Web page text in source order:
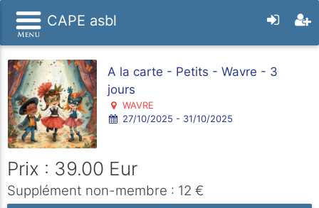
CAPE asbl
A la carte - Petits - Wavre - 3
jours
WAVRE
27/10/2025 - 31/10/2025
Prix : 39.00 Eur
Supplément non-membre : 12 €